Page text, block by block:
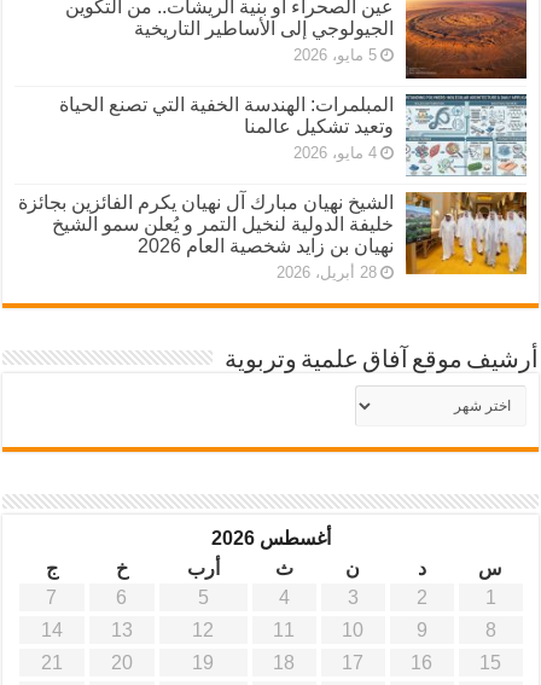
عين الصحراء أو بنية الريشات.. من التكوين
الجيولوجي إلى الأساطير التاريخية
5 مايو، 2026
المبلمرات: الهندسة الخفية التي تصنع الحياة
وتعيد تشكيل عالمنا
4 مايو، 2026
الشيخ نهيان مبارك آل نهيان يكرم الفائزين بجائزة
خليفة الدولية لنخيل التمر و يُعلن سمو الشيخ
نهيان بن زايد شخصية العام 2026
28 أبريل، 2026
أرشيف موقع آفاق علمية وتربوية
أرشيف
موقع
أغسطس 2026
س
د ن ث أرب خ
ج
1
2
3
4
5
6
7
8
9
10
11
12
13
14
15
16
17
18
19
20
21